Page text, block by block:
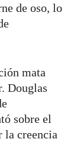
de oso, lo
mata
Douglas
sobre el
la creencia